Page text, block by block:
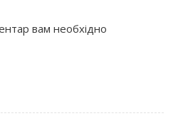
вам необхідно